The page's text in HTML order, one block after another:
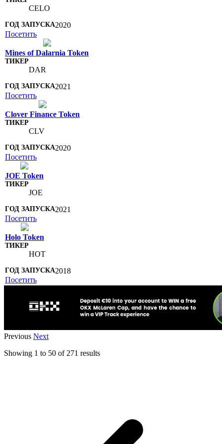
CELO
2020
Посетить
Mines of Dalarnia Token
DAR
2021
Посетить
Clover Finance Token
CLV
2020
Посетить
JOE Token
JOE
2021
Посетить
Holo Token
HOT
2018
Посетить
Previous Next
Showing 1 to 50 of 271 results